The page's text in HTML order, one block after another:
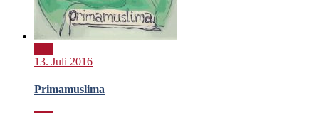
13. Juli 2016
Primamuslima